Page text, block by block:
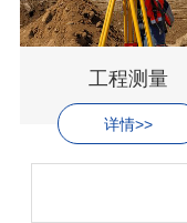
工程测量
详情>>